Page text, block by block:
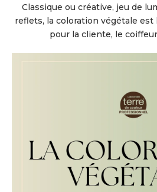
Classique ou créative, jeu de
reflets, la coloration végétale est
pour la cliente, le